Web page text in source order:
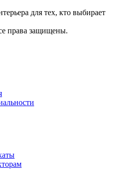
для тех, кто выбирает
права защищены.